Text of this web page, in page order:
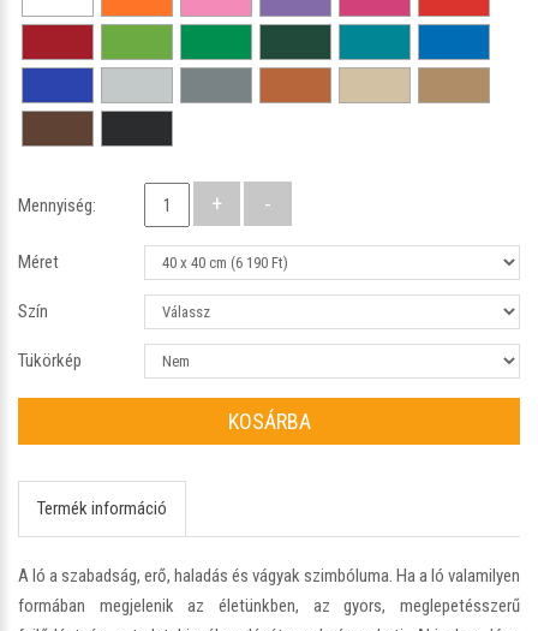
Mennyiség:
Méret
Szín
Tükörkép
KOSÁRBA
Termék információ
A ló a szabadság, erő, haladás és vágyak szimbóluma. Ha a ló valamilyen
formában megjelenik az életünkben, az gyors, meglepetésszerű